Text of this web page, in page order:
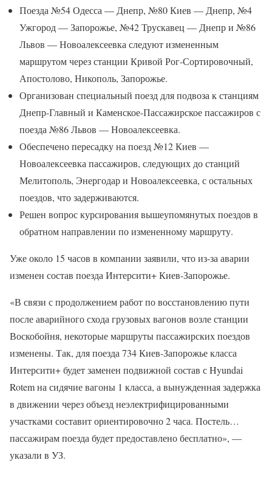
Поезда №54 Одесса — Днепр, №80 Киев — Днепр, №4
Ужгород — Запорожье, №42 Трускавец — Днепр и №86
Львов — Новоалексеевка следуют измененным
маршрутом через станции Кривой Рог-Сортировочный,
Апостолово, Никополь, Запорожье.
Организован специальный поезд для подвоза к станциям
Днепр-Главный и Каменское-Пассажирское пассажиров с
поезда №86 Львов — Новоалексеевка.
Обеспечено пересадку на поезд №12 Киев —
Новоалексеевка пассажиров, следующих до станций
Мелитополь, Энергодар и Новоалексеевка, с остальных
поездов, что задерживаются.
Решен вопрос курсирования вышеупомянутых поездов в
обратном направлении по измененному маршруту.
Уже около 15 часов в компании заявили, что из-за аварии
изменен состав поезда Интерсити+ Киев-Запорожье.
«В связи с продолжением работ по восстановлению пути
после аварийного схода грузовых вагонов возле станции
Воскобойня, некоторые маршруты пассажирских поездов
изменены. Так, для поезда 734 Киев-Запорожье класса
Интерсити+ будет заменен подвижной состав с Hyundai
Rotem на сидячие вагоны 1 класса, а вынужденная задержка
в движении через объезд неэлектрифицированными
участками составит ориентировочно 2 часа. Постель…
пассажирам поезда будет предоставлено бесплатно», —
указали в УЗ.